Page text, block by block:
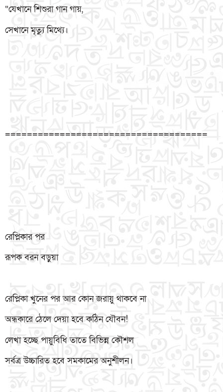
“যেখানে শিশুরা গান গায়,
সেখানে মৃত্যু মিথ্যে।
=====================================
রেপ্লিকার পর
রূপক বরন বড়ুয়া
রেপ্লিকা খুনের পর আর কোন জরায়ু থাকবে না
অন্ধকারে ঠেলে দেয়া হবে কঠিন যৌবন!
লেখা হচ্ছে পায়ুবিধি তাতে বিভিন্ন কৌশল
সর্বত্র উচ্চারিত হবে সমকামের অনুশীলন।